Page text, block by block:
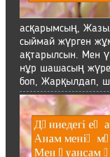
асқарымсың,
сыймай жүрген
ақтарылсын. Мен
нұр шашасың
боп, Жарқылдап,